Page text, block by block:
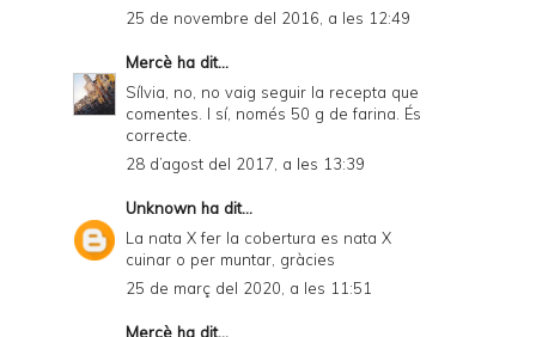
25 de novembre del 2016, a les 12:49
Mercè ha dit...
Sílvia, no, no vaig seguir la recepta que
comentes. I sí, només 50 g de farina. És
correcte.
28 d’agost del 2017, a les 13:39
Unknown ha dit...
La nata X fer la cobertura es nata X
cuinar o per muntar, gràcies
25 de març del 2020, a les 11:51
Mercè ha dit...